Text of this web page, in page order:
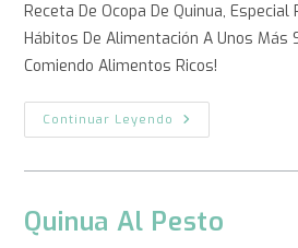
Receta De Ocopa De Quinua, Especial
Hábitos De Alimentación A Unos Más
Comiendo Alimentos Ricos!
Continuar Leyendo
Quinua Al Pesto